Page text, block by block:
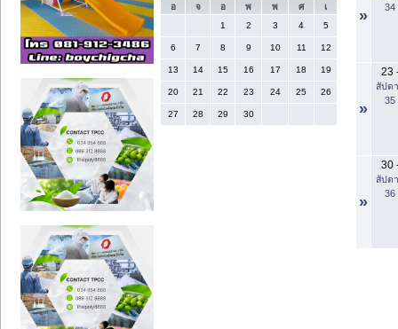
อ จ อ พ พ ศ
เ
1
2 3 4 5
6 7 8 9 10 11 12
13 14 15 16 17 18 19
20 21 22 23 24 25 26
27 28 29 30
»
34
»
23
สัปด
35
»
30
สัปด
36